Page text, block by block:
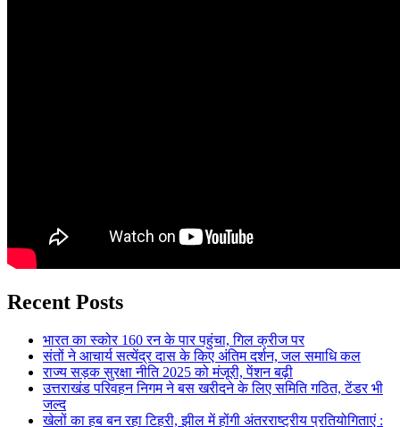
Recent Posts
भारत का स्कोर 160 रन के पार पहुंचा, गिल क्रीज पर
संतों ने आचार्य सत्येंद्र दास के किए अंतिम दर्शन, जल समाधि कल
राज्य सड़क सुरक्षा नीति 2025 को मंजूरी, पेंशन बढ़ी
उत्तराखंड परिवहन निगम ने बस खरीदने के लिए समिति गठित, टेंडर भी
जल्द
खेलों का हब बन रहा टिहरी, झील में होंगी अंतरराष्ट्रीय प्रतियोगिताएं :